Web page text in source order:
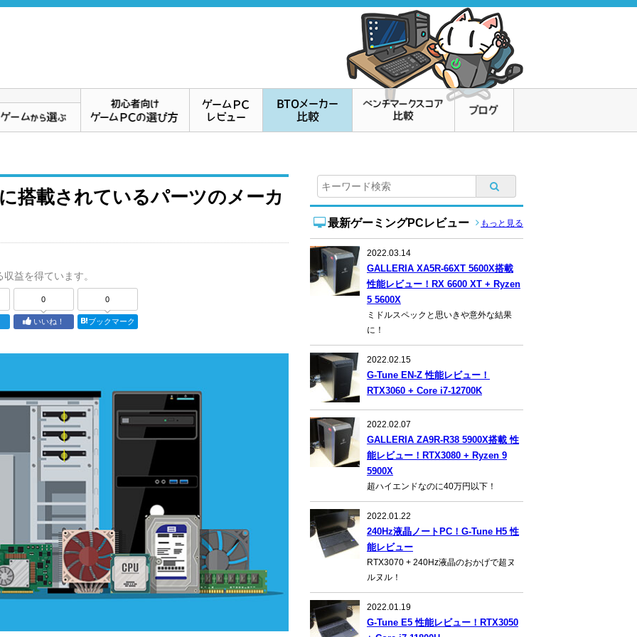
搭載されているパーツのメーカ
益を得ています。
0
いいね！
0
ブックマーク
最新ゲーミングPCレビュー もっと見る
2022.03.14
GALLERIA XA5R-66XT 5600X搭載
性能レビュー！RX 6600 XT + Ryzen
5 5600X
ミドルスペックと思いきや意外な結果
に！
2022.02.15
G-Tune EN-Z 性能レビュー！
RTX3060 + Core i7-12700K
2022.02.07
GALLERIA ZA9R-R38 5900X搭載 性
能レビュー！RTX3080 + Ryzen 9
5900X
超ハイエンドなのに40万円以下！
2022.01.22
240Hz液晶ノートPC！G-Tune H5 性
能レビュー
RTX3070 + 240Hz液晶のおかげで超ヌ
ルヌル！
2022.01.19
G-Tune E5 性能レビュー！RTX3050